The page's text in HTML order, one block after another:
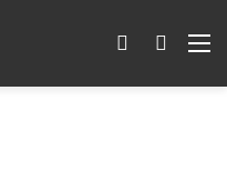
Пошук
Switch skin